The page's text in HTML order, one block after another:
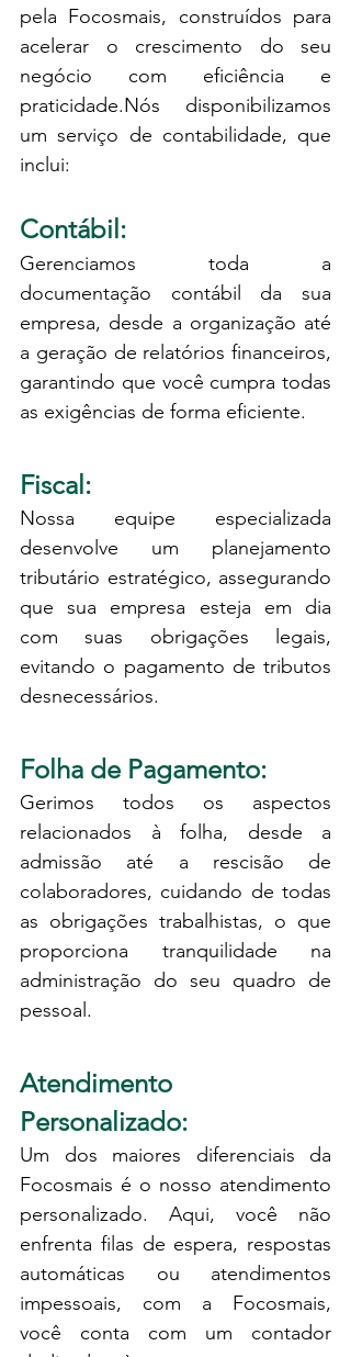
pela Focosmais, construídos para
acelerar o crescimento do seu
negócio com eficiência e
praticidade.Nós disponibilizamos
um serviço de contabilidade, que
inclui:
Contábil:
Gerenciamos toda a
documentação contábil da sua
empresa, desde a organização até
a geração de relatórios financeiros,
garantindo que você cumpra todas
as exigências de forma eficiente.
Fiscal:
Nossa equipe especializada
desenvolve um planejamento
tributário estratégico, assegurando
que sua empresa esteja em dia
com suas obrigações legais,
evitando o pagamento de tributos
desnecessários.
Folha de Pagamento:
Gerimos todos os aspectos
relacionados à folha, desde a
admissão até a rescisão de
colaboradores, cuidando de todas
as obrigações trabalhistas, o que
proporciona tranquilidade na
administração do seu quadro de
pessoal.
Atendimento
Personalizado:
Um dos maiores diferenciais da
Focosmais é o nosso atendimento
personalizado. Aqui, você não
enfrenta filas de espera, respostas
automáticas ou atendimentos
impessoais, com a Focosmais,
você conta com um contador